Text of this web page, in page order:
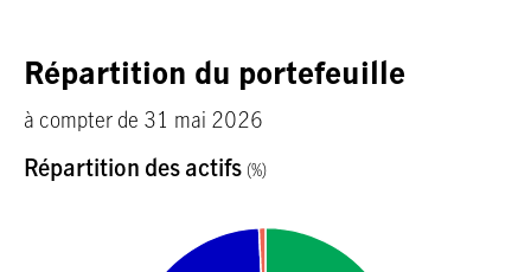
Répartition du portefeuille
à compter de 31 mai 2026
Répartition des actifs (%)